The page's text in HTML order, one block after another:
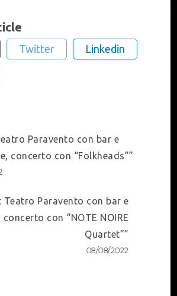
Twitter Linkedin
Paravento con bar e
concerto con “Folkheads””
Teatro Paravento con bar e
con “NOTE NOIRE
Quartet””
08/08/2022